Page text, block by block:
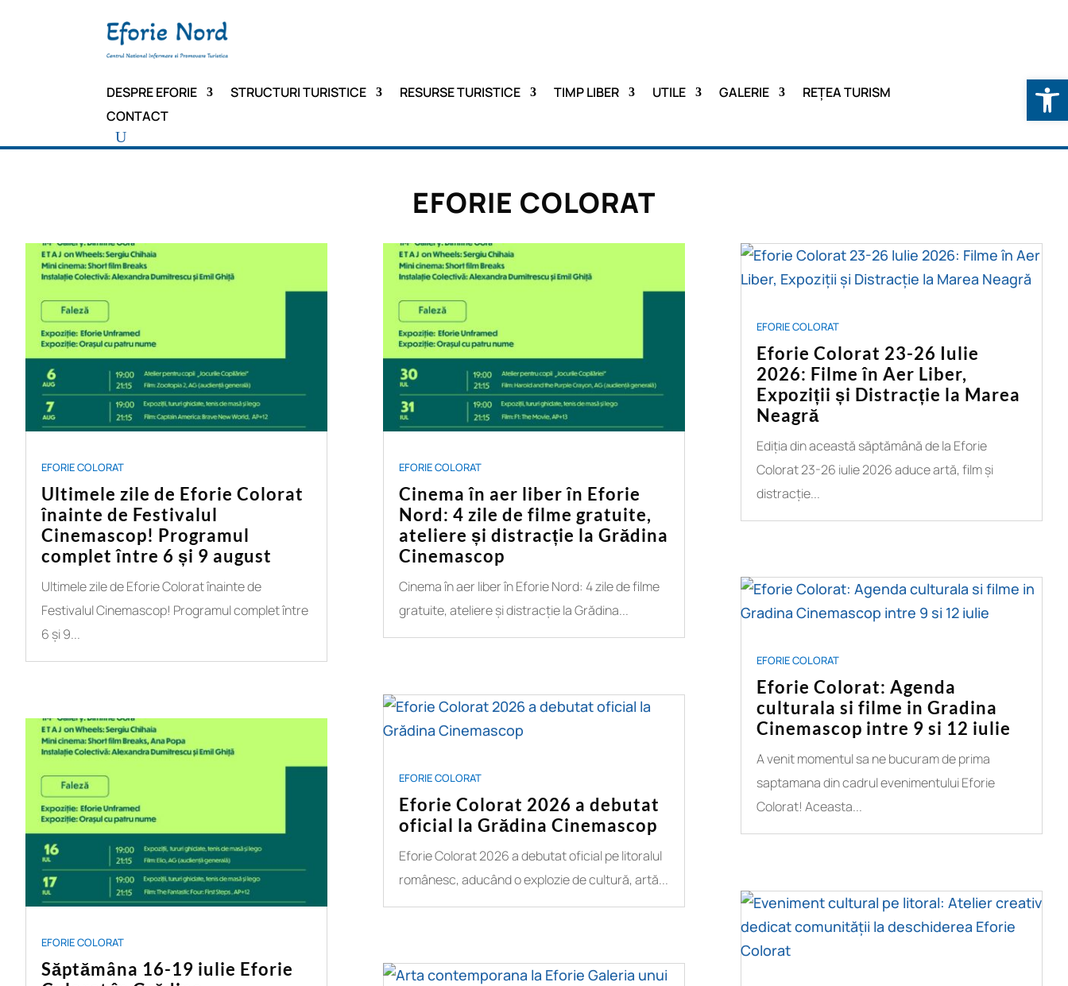
DESPRE EFORIE STRUCTURI TURISTICE RESURSE TURISTICE TIMP LIBER UTILE GALERIE
REȚEA TURISM
CONTACT
EFORIE COLORAT
Ultimele zile de Eforie Colorat
înainte de Festivalul
Cinemascop! Programul
complet între 6 și 9 august
EFORIE COLORAT
Ultimele zile de Eforie Colorat înainte de
Festivalul Cinemascop! Programul complet între
6 și 9...
Săptămâna 16-19 iulie Eforie
EFORIE COLORAT
Cinema în aer liber în Eforie
Nord: 4 zile de filme gratuite,
ateliere și distracție la Grădina
Cinemascop
EFORIE COLORAT
Cinema în aer liber în Eforie Nord: 4 zile de filme
gratuite, ateliere și distracție la Grădina...
Eforie Colorat 2026 a debutat
oficial la Grădina Cinemascop
EFORIE COLORAT
Eforie Colorat 2026 a debutat oficial pe litoralul
românesc, aducând o explozie de cultură, artă...
Eforie Colorat 23-26 Iulie
2026: Filme în Aer Liber,
Expoziții și Distracție la Marea
Neagră
EFORIE COLORAT
Ediția din această săptămână de la Eforie
Colorat 23-26 iulie 2026 aduce artă, film și
distracție...
Eforie Colorat: Agenda
culturala si filme in Gradina
Cinemascop intre 9 si 12 iulie
EFORIE COLORAT
A venit momentul sa ne bucuram de prima
saptamana din cadrul evenimentului Eforie
Colorat! Aceasta...